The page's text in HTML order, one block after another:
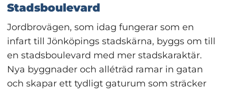
Stadsboulevard
Jordbrovägen, som idag fungerar som en
infart till Jönköpings stadskärna, byggs om till
en stadsboulevard med mer stadskaraktär.
Nya byggnader och alléträd ramar in gatan
och skapar ett tydligt gaturum som sträcker